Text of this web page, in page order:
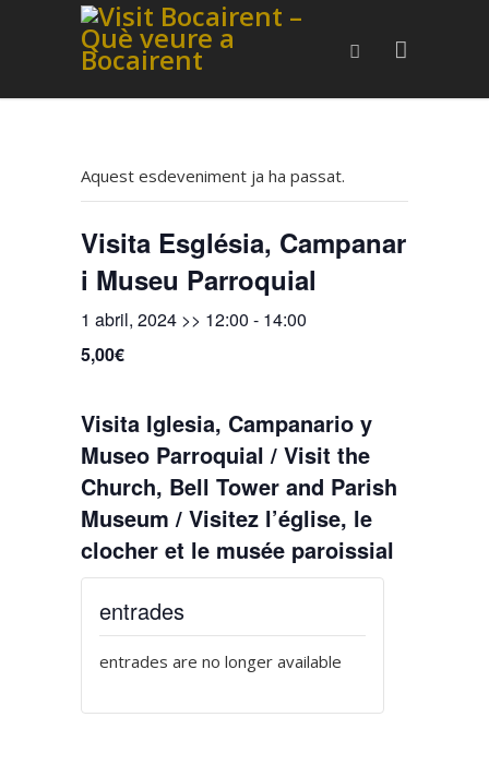
Aquest esdeveniment ja ha passat.
Visita Església, Campanar
i Museu Parroquial
1 abril, 2024 >> 12:00 - 14:00
5,00€
Visita Iglesia, Campanario y
Museo Parroquial / Visit the
Church, Bell Tower and Parish
Museum / Visitez l’église, le
clocher et le musée paroissial
entrades
entrades are no longer available